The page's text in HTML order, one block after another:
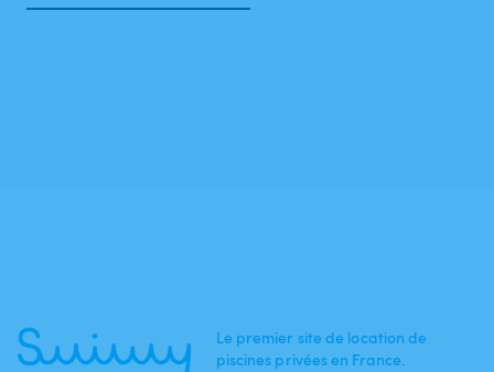
Le premier site de location de
piscines privées en France.